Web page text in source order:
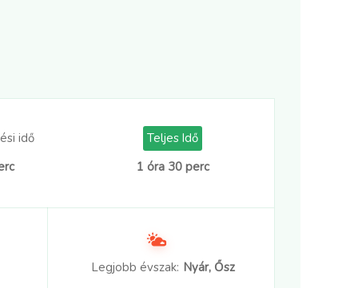
idő
Teljes Idő
1 óra 30 perc
Legjobb évszak: Nyár, Ősz